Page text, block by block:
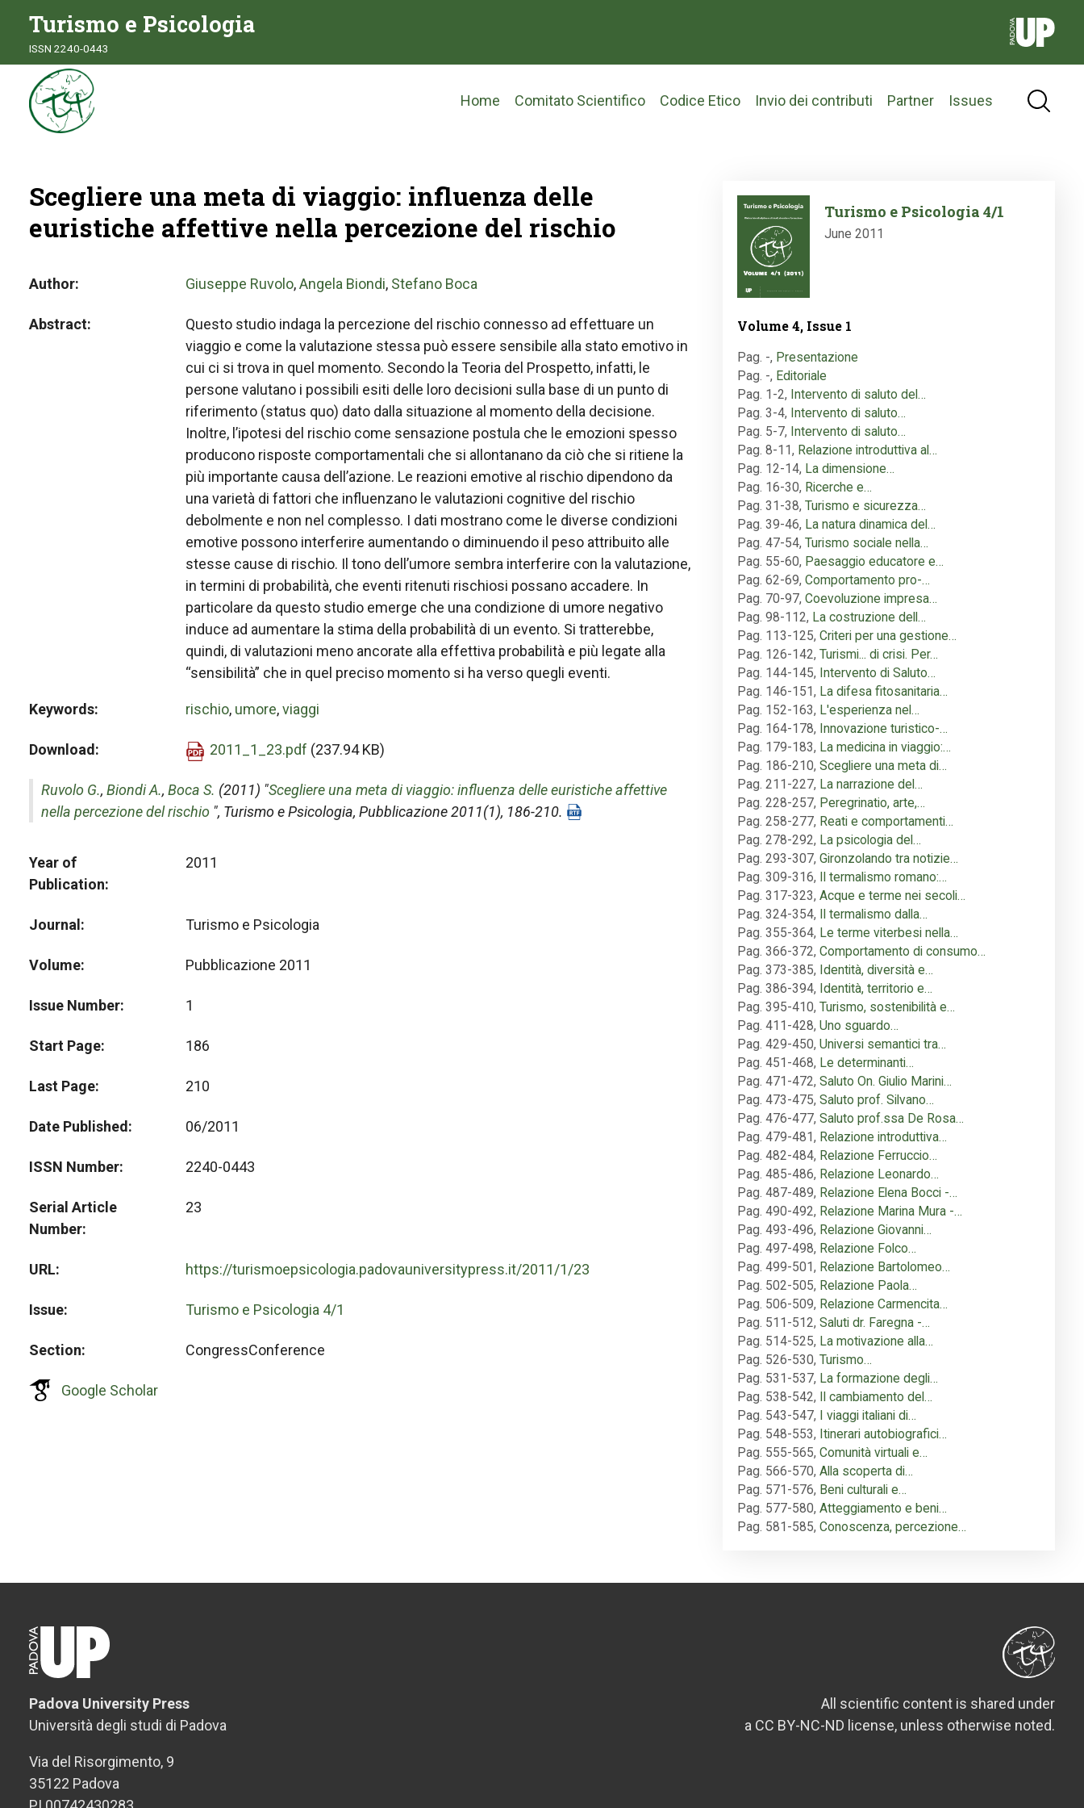
Turismo e Psicologia
ISSN 2240-0443
Main
Home Comitato Scientifico Codice Etico Invio dei contributi Partner Issues
Scegliere una meta di viaggio: influenza delle
euristiche affettive nella percezione del rischio
Author Giuseppe Ruvolo,Angela Biondi, Stefano Boca
Abstract
Questo studio indaga la percezione del rischio connesso ad effettuare un
viaggio e come la valutazione stessa può essere sensibile alla stato emotivo in
cui ci si trova in quel momento. Secondo la Teoria del Prospetto, infatti, le
persone valutano i possibili esiti delle loro decisioni sulla base di un punto di
riferimento (status quo) dato dalla situazione al momento della decisione.
Inoltre, l’ipotesi del rischio come sensazione postula che le emozioni spesso
producono risposte comportamentali che si allontanano da ciò che si ritiene la
più importante causa dell’azione. Le reazioni emotive al rischio dipendono da
una varietà di fattori che influenzano le valutazioni cognitive del rischio
debolmente e non nel complesso. I dati mostrano come le diverse condizioni
emotive possono interferire aumentando o diminuendo il peso attribuito alle
stesse cause di rischio. Il tono dell’umore sembra interferire con la valutazione,
in termini di probabilità, che eventi ritenuti rischiosi possano accadere. In
particolare da questo studio emerge che una condizione di umore negativo
induce ad aumentare la stima della probabilità di un evento. Si tratterebbe,
quindi, di valutazioni meno ancorate alla effettiva probabilità e più legate alla
“sensibilità” che in quel preciso momento si ha verso quegli eventi.
Keywords rischio, umore,viaggi
Download 2011_1_23.pdf (237.94 KB)
Ruvolo G., Biondi A., Boca S. (2011) "Scegliere una meta di viaggio: influenza delle euristiche affettive
nella percezione del rischio ", Turismo e Psicologia, Pubblicazione 2011(1), 186-210.
Year of
Publication
2011
Journal Turismo e Psicologia
Volume Pubblicazione 2011
Issue Number 1
Start Page 186
Last Page 210
Date Published 06/2011
ISSN Number 2240-0443
Serial Article
Number
23
URL https://turismoepsicologia.padovauniversitypress.it/2011/1/23
Issue Turismo e Psicologia 4/1
Section CongressConference
Google Scholar
Image
Turismo e Psicologia 4/1
June 2011
Volume 4, Issue 1
Pag. -, Presentazione
Pag. -, Editoriale
Pag. 1-2, Intervento di saluto del…
Pag. 3-4, Intervento di saluto…
Pag. 5-7, Intervento di saluto…
Pag. 8-11, Relazione introduttiva al…
Pag. 12-14, La dimensione…
Pag. 16-30, Ricerche e…
Pag. 31-38, Turismo e sicurezza…
Pag. 39-46, La natura dinamica del…
Pag. 47-54, Turismo sociale nella…
Pag. 55-60, Paesaggio educatore e…
Pag. 62-69, Comportamento pro-…
Pag. 70-97, Coevoluzione impresa…
Pag. 98-112, La costruzione dell…
Pag. 113-125, Criteri per una gestione…
Pag. 126-142, Turismi... di crisi. Per…
Pag. 144-145, Intervento di Saluto…
Pag. 146-151, La difesa fitosanitaria…
Pag. 152-163, L'esperienza nel…
Pag. 164-178, Innovazione turistico-…
Pag. 179-183, La medicina in viaggio:…
Pag. 186-210, Scegliere una meta di…
Pag. 211-227, La narrazione del…
Pag. 228-257, Peregrinatio, arte,…
Pag. 258-277, Reati e comportamenti…
Pag. 278-292, La psicologia del…
Pag. 293-307, Gironzolando tra notizie…
Pag. 309-316,
Il termalismo romano:…
Pag. 317-323, Acque e terme nei secoli…
Pag. 324-354,
Il termalismo dalla…
Pag. 355-364, Le terme viterbesi nella…
Pag. 366-372, Comportamento di consumo…
Pag. 373-385, Identità, diversità e…
Pag. 386-394, Identità, territorio e…
Pag. 395-410, Turismo, sostenibilità e…
Pag. 411-428, Uno sguardo…
Pag. 429-450, Universi semantici tra…
Pag. 451-468, Le determinanti…
Pag. 471-472, Saluto On. Giulio Marini…
Pag. 473-475, Saluto prof. Silvano…
Pag. 476-477, Saluto prof.ssa De Rosa…
Pag. 479-481, Relazione introduttiva…
Pag. 482-484, Relazione Ferruccio…
Pag. 485-486, Relazione Leonardo…
Pag. 487-489, Relazione Elena Bocci -…
Pag. 490-492, Relazione Marina Mura -…
Pag. 493-496, Relazione Giovanni…
Pag. 497-498, Relazione Folco…
Pag. 499-501, Relazione Bartolomeo…
Pag. 502-505, Relazione Paola…
Pag. 506-509, Relazione Carmencita…
Pag. 511-512, Saluti dr. Faregna -…
Pag. 514-525, La motivazione alla…
Pag. 526-530, Turismo…
Pag. 531-537, La formazione degli…
Pag. 538-542,
Il cambiamento del…
Pag. 543-547,
I viaggi italiani di…
Pag. 548-553, Itinerari autobiografici…
Pag. 555-565, Comunità virtuali e…
Pag. 566-570, Alla scoperta di…
Pag. 571-576, Beni culturali e…
Pag. 577-580, Atteggiamento e beni…
Pag. 581-585, Conoscenza, percezione…
Padova University Press
Università degli studi di Padova
Via del Risorgimento, 9
35122 Padova
All scientific content is shared under
a CC BY-NC-ND license, unless otherwise noted.